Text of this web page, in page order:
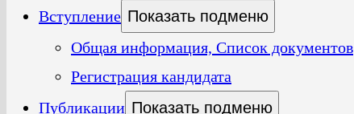
Вступление Показать подменю
Общая информация, Список документов
Регистрация кандидата
Публикации Показать подменю